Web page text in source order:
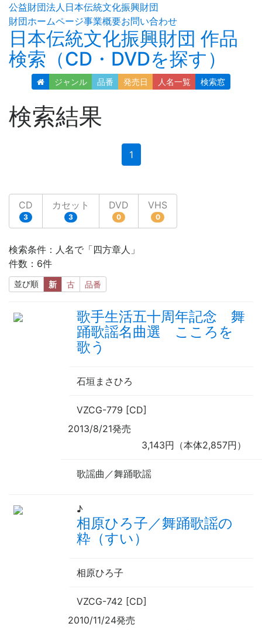
公益財団法人日本伝統文化振興財団
財団ホームページ事業概要お問い合わせ
日本伝統文化振興財団 作品
検索（CD・DVDを探す）
ジャンル 品番 発売日 人名一覧 検索窓
検索結果
1(current)
CD
3
カセット
3
DVD
0
VHS
0
検索条件：人名で「四方章人」
件数：6件
並び順 新 古 品番
歌手生活五十周年記念 舞
踊歌謡名曲選 こころを
歌う
石垣まさひろ
VZCG-779 [CD]
2013/8/21発売
3,143円（本体2,857円）
歌謡曲／舞踊歌謡
♪
相原ひろ子／舞踊歌謡の
粋（すい）
相原ひろ子
VZCG-742 [CD]
2010/11/24発売